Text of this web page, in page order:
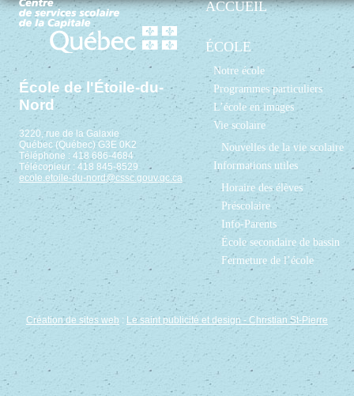
École de l'Étoile-du-
Nord
3220, rue de la Galaxie
Québec (Québec) G3E 0K2
Téléphone : 418 686-4684
Télécopieur : 418 845-8529
ecole.etoile-du-nord@cssc.gouv.qc.ca
ACCUEIL
ÉCOLE
Notre école
Programmes particuliers
L’école en images
Vie scolaire
Nouvelles de la vie scolaire
Informations utiles
Horaire des élèves
Préscolaire
Info-Parents
École secondaire de bassin
Fermeture de l’école
Création de sites web : Le saint publicité et design - Christian St-Pierre